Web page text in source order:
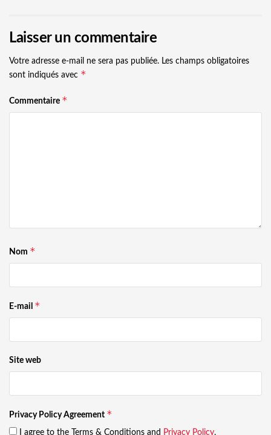
Laisser un commentaire
Votre adresse e-mail ne sera pas publiée. Les champs obligatoires
sont indiqués avec *
Commentaire *
Nom *
E-mail *
Site web
Privacy Policy Agreement *
I agree to the Terms & Conditions and Privacy Policy.